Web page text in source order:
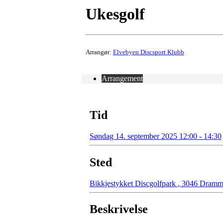
Ukesgolf
Arrangør: Elvebyen Discsport Klubb
Arrangement
Tid
Søndag 14. september 2025 12:00 - 14:30
Sted
Bikkjestykket Discgolfpark , 3046
Beskrivelse